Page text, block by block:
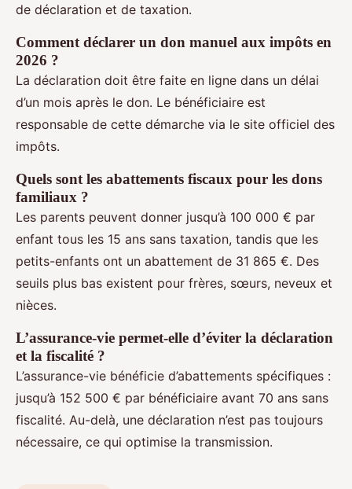
de déclaration et de taxation.
Comment déclarer un don manuel aux impôts en
2026 ?
La déclaration doit être faite en ligne dans un délai
d’un mois après le don. Le bénéficiaire est
responsable de cette démarche via le site officiel des
impôts.
Quels sont les abattements fiscaux pour les dons
familiaux ?
Les parents peuvent donner jusqu’à 100 000 € par
enfant tous les 15 ans sans taxation, tandis que les
petits-enfants ont un abattement de 31 865 €. Des
seuils plus bas existent pour frères, sœurs, neveux et
nièces.
L’assurance-vie permet-elle d’éviter la déclaration
et la fiscalité ?
L’assurance-vie bénéficie d’abattements spécifiques :
jusqu’à 152 500 € par bénéficiaire avant 70 ans sans
fiscalité. Au-delà, une déclaration n’est pas toujours
nécessaire, ce qui optimise la transmission.